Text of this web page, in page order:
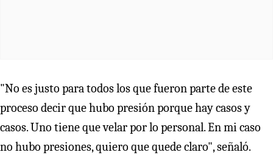
"No es justo para todos los que fueron parte de este
proceso decir que hubo presión porque hay casos y
casos. Uno tiene que velar por lo personal. En mi caso
no hubo presiones, quiero que quede claro", señaló.